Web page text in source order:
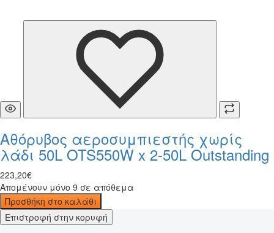
Αθόρυβος αεροσυμπιεστής χωρίς
λάδι 50L OTS550W x 2-50L Outstanding
223,20€
Απομένουν μόνο 9 σε απόθεμα
Προσθήκη στο καλάθι
Επιστροφή στην κορυφή